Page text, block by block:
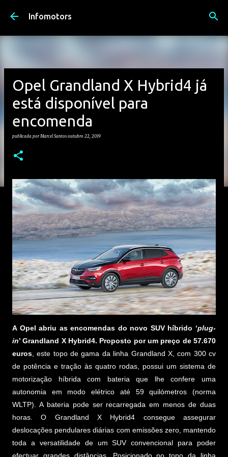
Avançar para o conteúdo principal
Infomotors
Opel Grandland X Hybrid4 já
está disponível para
encomenda
publicada porMarcel Santos outubro 22, 2019
A Opel abriu as encomendas do novo SUV híbrido ‘plug-
in’ Grandland X Hybrid4. Proposto por um preço de 57.670
euros , este topo de gama da linha Grandland X, com 300 cv
de potência e tração às quatro rodas, possui um sistema de
motorização híbrida com bateria que lhe confere uma
autonomia em modo elétrico até 59 quilómetros (norma
WLTP). A bateria pode ser recarregada em menos de duas
horas. O Grandland X Hybrid4 consegue assegurar
deslocações pendulares diárias com emissões zero, mantendo
toda a versatilidade de um SUV convencional para poder